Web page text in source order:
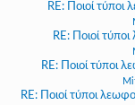
RE: Ποιοί
RE: Ποιοί
RE: Ποιοί τύποι
RE: Ποιοί τύποι